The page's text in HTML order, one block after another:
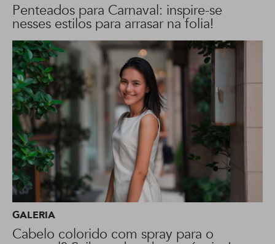
Penteados para Carnaval: inspire-se
nesses estilos para arrasar na folia!
GALERIA
Cabelo colorido com spray para o